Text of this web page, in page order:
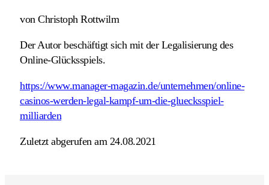
von Christoph Rottwilm
Der Autor beschäftigt sich mit der Legalisierung des
Online-Glücksspiels.
https://www.manager-magazin.de/unternehmen/online-
casinos-werden-legal-kampf-um-die-gluecksspiel-
milliarden
Zuletzt abgerufen am 24.08.2021